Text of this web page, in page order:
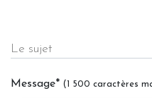
Le sujet
Message* (1 500 caractères